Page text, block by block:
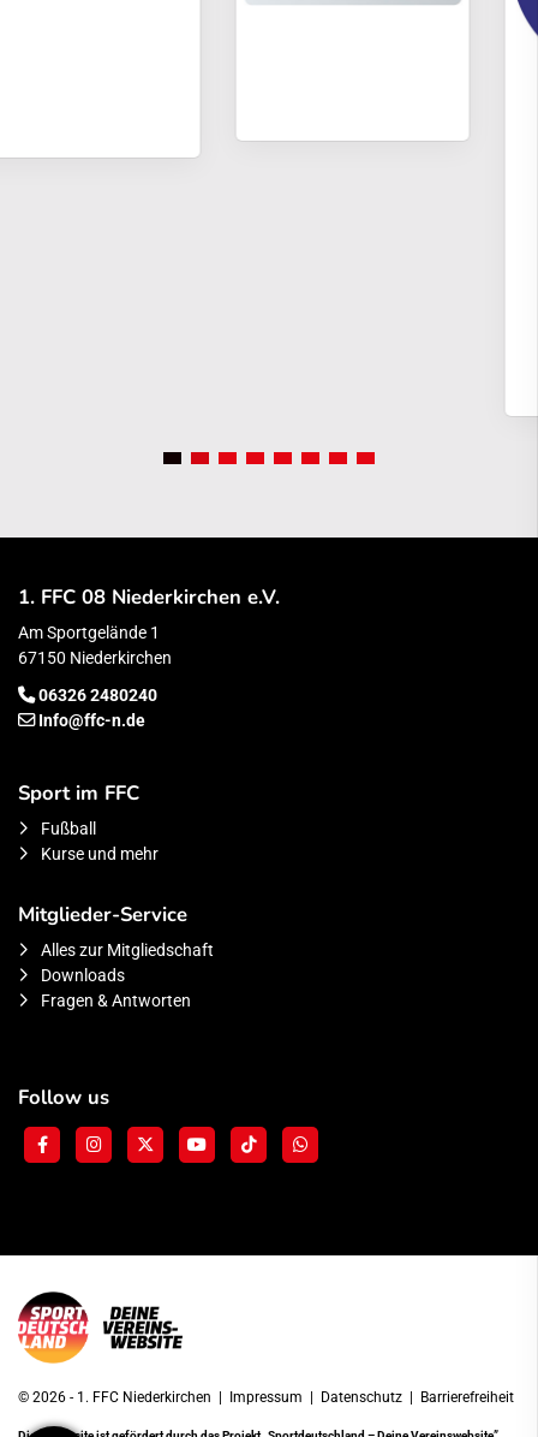
1. FFC 08 Niederkirchen e.V.
Am Sportgelände 1
67150 Niederkirchen
06326 2480240
Info@ffc-n.de
Sport im FFC
Fußball
Kurse und mehr
Mitglieder-Service
Alles zur Mitgliedschaft
Downloads
Fragen & Antworten
Follow us
© 2026 - 1. FFC Niederkirchen | Impressum | Datenschutz | Barrierefreiheit